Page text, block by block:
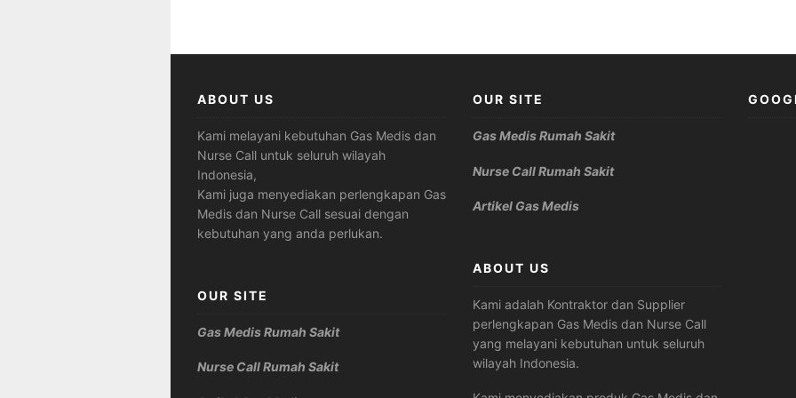
ABOUT US
Kami melayani kebutuhan Gas Medis dan
Nurse Call untuk seluruh wilayah
Indonesia,
Kami juga menyediakan perlengkapan Gas
Medis dan Nurse Call sesuai dengan
kebutuhan yang anda perlukan.
OUR SITE
Gas Medis Rumah Sakit
Nurse Call Rumah Sakit
OUR SITE
Gas Medis Rumah Sakit
Nurse Call Rumah Sakit
Artikel Gas Medis
ABOUT US
Kami adalah Kontraktor dan Supplier
perlengkapan Gas Medis dan Nurse Call
yang melayani kebutuhan untuk seluruh
wilayah Indonesia.